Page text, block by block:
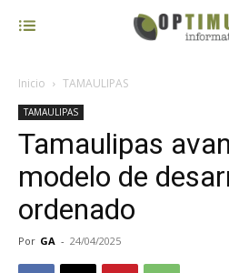
Inicio TAMAULIPAS
TAMAULIPAS
Tamaulipas
modelo de
ordenado
Por GA - 24/04/2025